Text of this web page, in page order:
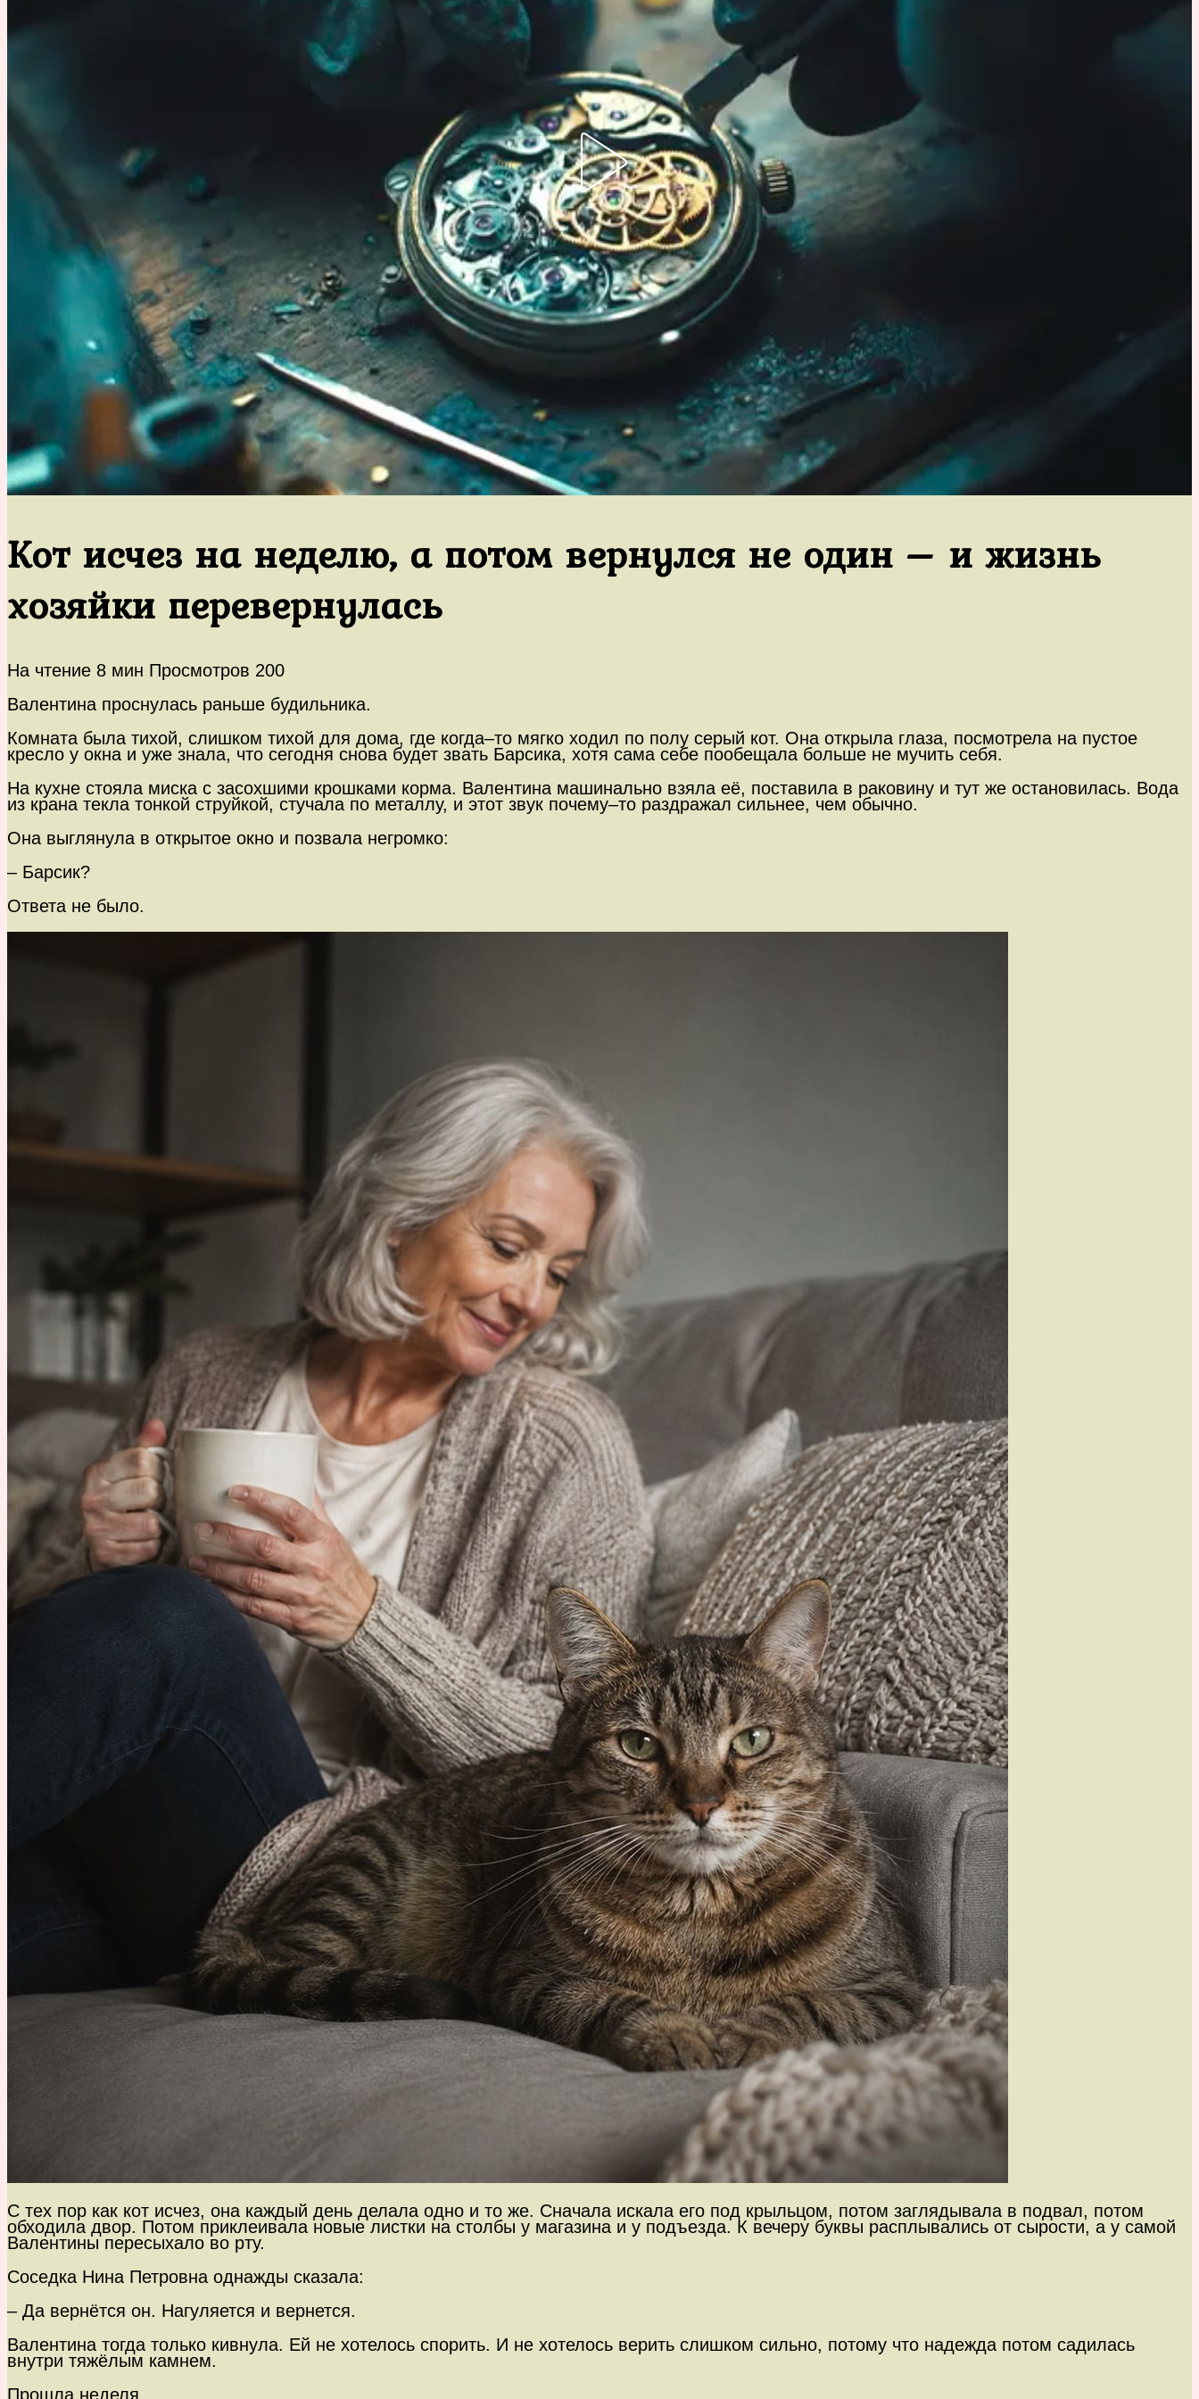
Кот исчез на неделю, а потом вернулся не один – и жизнь
хозяйки перевернулась
На чтение 8 мин Просмотров 200
Валентина проснулась раньше будильника.
Комната была тихой, слишком тихой для дома, где когда–то мягко ходил по полу серый кот. Она открыла глаза, посмотрела на пустое
кресло у окна и уже знала, что сегодня снова будет звать Барсика, хотя сама себе пообещала больше не мучить себя.
На кухне стояла миска с засохшими крошками корма. Валентина машинально взяла её, поставила в раковину и тут же остановилась. Вода
из крана текла тонкой струйкой, стучала по металлу, и этот звук почему–то раздражал сильнее, чем обычно.
Она выглянула в открытое окно и позвала негромко:
– Барсик?
Ответа не было.
С тех пор как кот исчез, она каждый день делала одно и то же. Сначала искала его под крыльцом, потом заглядывала в подвал, потом
обходила двор. Потом приклеивала новые листки на столбы у магазина и у подъезда. К вечеру буквы расплывались от сырости, а у самой
Валентины пересыхало во рту.
Соседка Нина Петровна однажды сказала:
– Да вернётся он. Нагуляется и вернется.
Валентина тогда только кивнула. Ей не хотелось спорить. И не хотелось верить слишком сильно, потому что надежда потом садилась
внутри тяжёлым камнем.
Прошла неделя.